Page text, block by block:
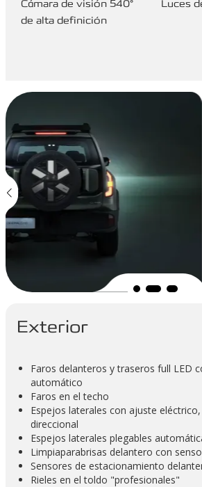
Cámara de visión 540°
de alta definición
Luces
Exterior
Faros delanteros y traseros full LED
automático
Faros en el techo
Espejos laterales con ajuste
direccional
Espejos laterales plegables
Limpiaparabrisas delantero con
Sensores de estacionamiento
Rieles en el toldo "profesionales"